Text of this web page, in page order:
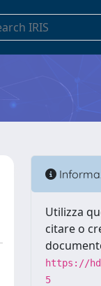
Utilizza
citare o
https://
5